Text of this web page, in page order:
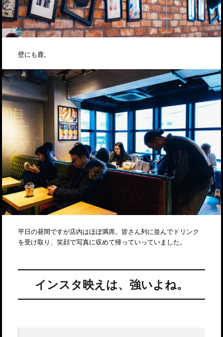
壁にも鹿。
平日の昼間ですが店内はほぼ満席。皆さん列に並んでドリンク
を受け取り、笑顔で写真に収めて帰っていっていました。
インスタ映えは、強いよね。